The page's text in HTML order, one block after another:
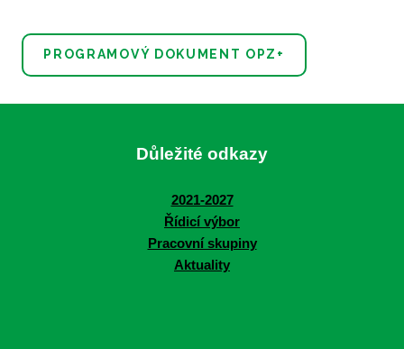
PROGRAMOVÝ DOKUMENT OPZ+
Důležité odkazy
2021-2027
Řídicí výbor
Pracovní skupiny
Aktuality